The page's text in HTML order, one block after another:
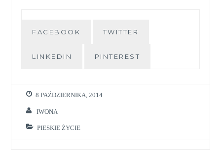
FACEBOOK TWITTER
LINKEDIN PINTEREST
8 PAŹDZIERNIKA, 2014
IWONA
PIESKIE ŻYCIE